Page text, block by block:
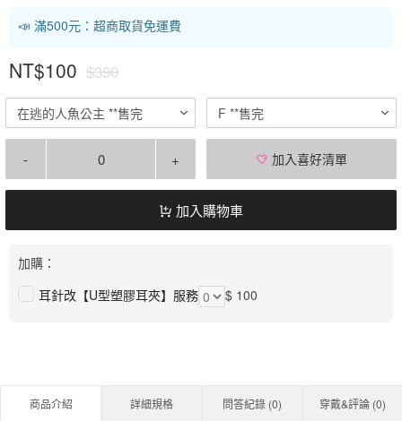
📣 滿500元：超商取貨免運費
NT$100 $390
在逃的人魚公主 **售完 F **售完
- + 加入喜好清單
加入購物車
加購：
耳針改【U型塑膠耳夾】服務
$ 100
商品介紹 詳細規格 問答紀錄 (0) 穿戴&評論 (0)